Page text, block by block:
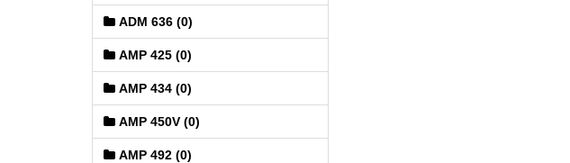
ADM 636 (0)
AMP 425 (0)
AMP 434 (0)
AMP 450V (0)
AMP 492 (0)